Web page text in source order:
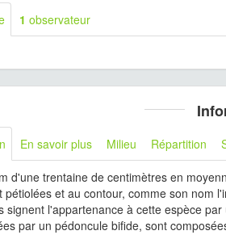
1 observateur
En savoir plus Milieu Répartition
d'une trentaine de centimètres en
pétiolées et au contour, comme son nom
signent l'appartenance à cette espèce
par un pédoncule bifide, sont